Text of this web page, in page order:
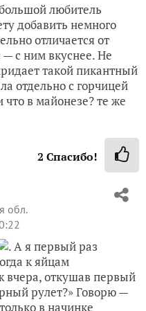
любитель
добавить немного
отличается от
— с ним вкуснее. Не
такой пикантный
отдельно с горчицей
в майонезе? те же
2 Спасибо!
обл.
. А я первый раз
к яйцам
вчера, откушав первый
рулет?» Говорю —
в начинке